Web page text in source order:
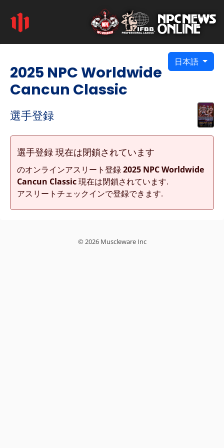
日本語
2025 NPC Worldwide
Cancun Classic
選手登録
選手登録 現在は閉鎖されています
のオンラインアスリート登録2025 NPC Worldwide
Cancun Classic現在は閉鎖されています.
アスリートチェックインで登録できます.
© 2026 Muscleware Inc